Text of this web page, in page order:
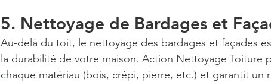
5. Nettoyage de Bardages et
Au-delà du toit, le nettoyage des bardages et façades
la durabilité de votre maison. Action Nettoyage Toiture
chaque matériau (bois, crépi, pierre, etc.) et garantit un